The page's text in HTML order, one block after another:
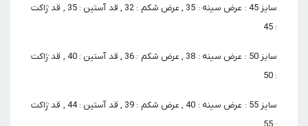
سایز 45 : عرض سینه : 35 , عرض شکم : 32 , قد آستین : 35 , قد ژاکت
: 45
سایز 50 : عرض سینه : 38 , عرض شکم : 36 , قد آستین : 40 , قد ژاکت
: 50
سایز 55 : عرض سینه : 40 , عرض شکم : 39 , قد آستین : 44 , قد ژاکت